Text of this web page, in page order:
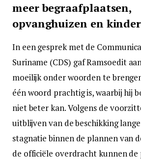
meer begraafplaatsen,
opvanghuizen en
In een gesprek met de
Suriname (CDS) gaf Ramsoedit
moeilijk onder woorden te
één woord prachtig is, waarbij hij
niet beter kan. Volgens de
uitblijven van de beschikking
stagnatie binnen de plannen van
de officiële overdracht kunnen de